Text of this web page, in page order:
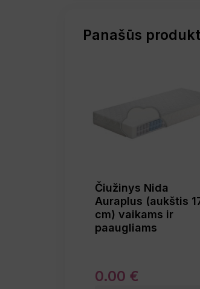
Panašūs
Čiužinys Nida
Auraplus (aukštis
cm) vaikams ir
paaugliams
0.00 €